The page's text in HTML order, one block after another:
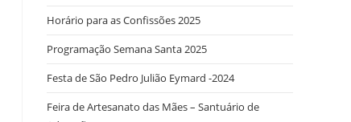
Horário para as Confissões 2025
Programação Semana Santa 2025
Festa de São Pedro Julião Eymard -2024
Feira de Artesanato das Mães – Santuário de